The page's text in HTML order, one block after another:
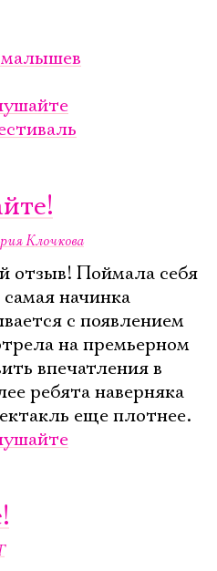
Клочкова
отзыв! Поймала себя
начинка
с появлением
на премьерном
впечатления в
ребята наверняка
еще плотнее.